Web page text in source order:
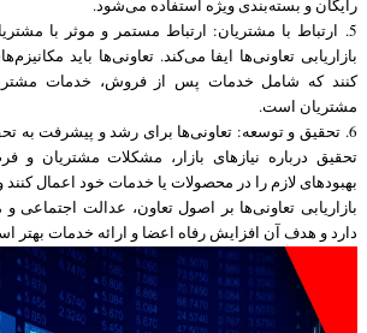
رایگان و بسته‌بندی ویژه استفاده می‌شود.
5. ارتباط با مشتریان: ارتباط مستمر و موثر با
بازاریابی تعاونی‌ها ایفا می‌کند. تعاونی‌ها باید
کنند که شامل خدمات پس از فروش، خدمات
مشتریان است.
6. تحقیق و توسعه: تعاونی‌ها برای رشد و پیشرفت به
تحقیق درباره نیازهای بازار، مشکلات مشتریان و
بهبودهای لازم را در محصولات یا خدمات خود اعمال کنند
بازاریابی تعاونی‌ها بر اصول تعاون، عدالت اجتماعی
دارد و هدف آن افزایش رفاه اعضا و ارائه خدمات بهتر